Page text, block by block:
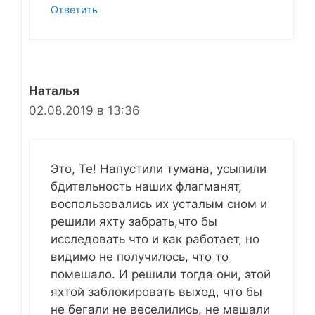
Ответить
Наталья
02.08.2019 в 13:36
Это, Те! Напустили тумана, усыпили
бдительность наших флагманят,
воспользовались их усталым сном и
решили яхту забрать,что бы
исследовать что и как работает, но
видимо не получилось, что то
помешало. И решили тогда они, этой
яхтой заблокировать выход, что бы
не бегали не веселились, не мешали